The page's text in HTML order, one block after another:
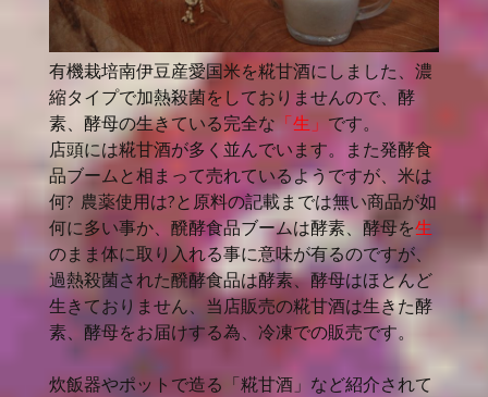
有機栽培南伊豆産愛国米を糀甘酒にしました、濃
縮タイプで加熱殺菌をしておりませんので、酵
素、酵母の生きている完全な「生」 です。
店頭には糀甘酒が多く並んでいます。また発酵食
品ブームと相まって売れているようですが、米は
何? 農薬使用は?と原料の記載までは無い商品が如
何に多い事か、醗酵食品ブームは酵素、酵母を生
のまま体に取り入れる事に意味が有るのですが、
過熱殺菌された醗酵食品は酵素、酵母はほとんど
生きておりません、当店販売の糀甘酒は生きた酵
素、酵母をお届けする為、冷凍での販売です。
炊飯器やポットで造る「糀甘酒」など紹介されて